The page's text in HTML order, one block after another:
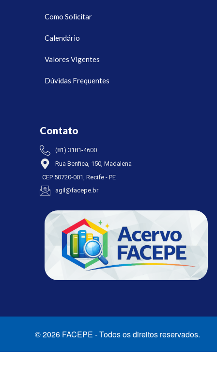
Como Solicitar
Calendário
Valores Vigentes
Dúvidas Frequentes
Contato
(81) 3181-4600
Rua Benfica, 150, Madalena
CEP 50720-001, Recife - PE
agil@facepe.br
© 2026 FACEPE - Todos os direitos reservados.